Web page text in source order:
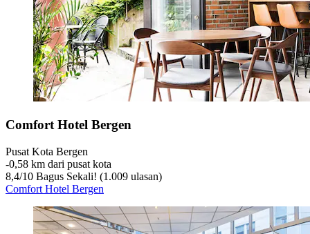
Comfort Hotel Bergen
Pusat Kota Bergen
‐0,58 km dari pusat kota
8,4/10 Bagus Sekali! (1.009 ulasan)
Comfort Hotel Bergen